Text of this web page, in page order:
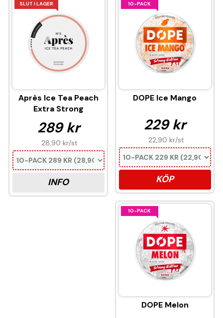
SLUT I LAGER
Après Ice Tea Peach
Extra Strong
289 kr
28,90 kr/st
INFO
10-PACK
DOPE Ice Mango
229 kr
22,90 kr/st
KÖP
10-PACK
DOPE Melon